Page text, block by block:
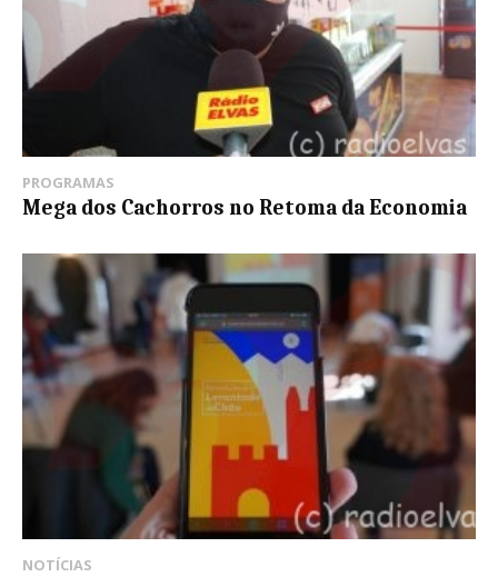
PROGRAMAS
Mega dos Cachorros no Retoma da Economia
NOTÍCIAS